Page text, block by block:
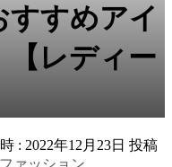
すすめアイ
【レディー
: 2022年12月23日 投稿